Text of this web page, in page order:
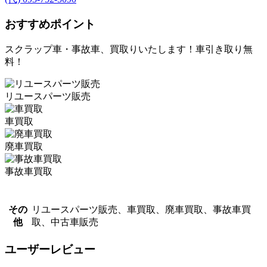
おすすめポイント
スクラップ車・事故車、買取りいたします！車引き取り無
料！
リユースパーツ販売
車買取
廃車買取
事故車買取
その
他
リユースパーツ販売、車買取、廃車買取、事故車買
取、中古車販売
ユーザーレビュー